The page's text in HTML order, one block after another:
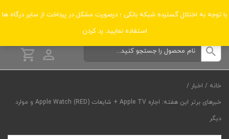
با توجه به اختلال گسترده شبکه بانکی ؛ درصورت مشکل در پرداخت از سایر درگاه ها
استفاده نمایید. رد کردن
دسته‌بندی‌ها
خانه / اخبار /
خبرهای برتر این هفته: اجاره Apple TV + شایعات (RED) Apple Watch و موارد
دیگر